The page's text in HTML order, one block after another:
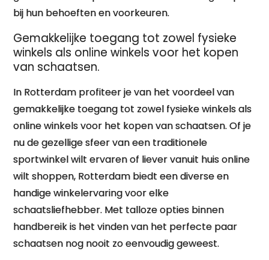
bij hun behoeften en voorkeuren.
Gemakkelijke toegang tot zowel fysieke
winkels als online winkels voor het kopen
van schaatsen.
In Rotterdam profiteer je van het voordeel van
gemakkelijke toegang tot zowel fysieke winkels als
online winkels voor het kopen van schaatsen. Of je
nu de gezellige sfeer van een traditionele
sportwinkel wilt ervaren of liever vanuit huis online
wilt shoppen, Rotterdam biedt een diverse en
handige winkelervaring voor elke
schaatsliefhebber. Met talloze opties binnen
handbereik is het vinden van het perfecte paar
schaatsen nog nooit zo eenvoudig geweest.